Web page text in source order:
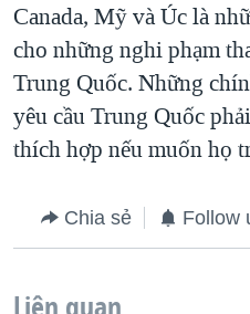
Canada, Mỹ và Úc là
cho những nghi phạm
Trung Quốc. Những
yêu cầu Trung Quốc
thích hợp nếu muốn họ
Chia sẻ Follow